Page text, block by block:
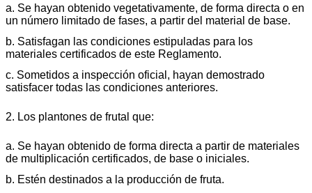
a. Se hayan obtenido vegetativamente, de forma directa o en
un número limitado de fases, a partir del material de base.
b. Satisfagan las condiciones estipuladas para los
materiales certificados de este Reglamento.
c. Sometidos a inspección oficial, hayan demostrado
satisfacer todas las condiciones anteriores.
2. Los plantones de frutal que:
a. Se hayan obtenido de forma directa a partir de materiales
de multiplicación certificados, de base o iniciales.
b. Estén destinados a la producción de fruta.